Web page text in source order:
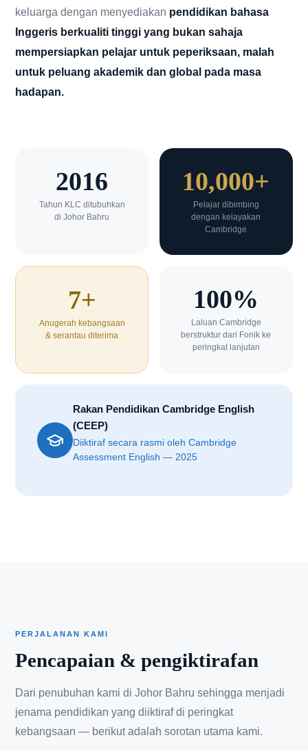
keluarga dengan menyediakan pendidikan bahasa
Inggeris berkualiti tinggi yang bukan sahaja
mempersiapkan pelajar untuk peperiksaan, malah
untuk peluang akademik dan global pada masa
hadapan.
2016
Tahun KLC ditubuhkan
di Johor Bahru
10,000+
Pelajar dibimbing
dengan kelayakan
Cambridge
7+
Anugerah kebangsaan
& serantau diterima
100%
Laluan Cambridge
berstruktur dari Fonik ke
peringkat lanjutan
Rakan Pendidikan Cambridge English
(CEEP)
Diiktiraf secara rasmi oleh Cambridge
Assessment English — 2025
PERJALANAN KAMI
Pencapaian & pengiktirafan
Dari penubuhan kami di Johor Bahru sehingga menjadi
jenama pendidikan yang diiktiraf di peringkat
kebangsaan — berikut adalah sorotan utama kami.